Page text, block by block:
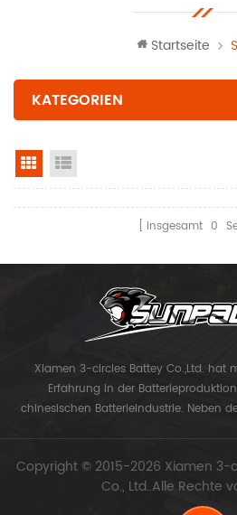
Startseite
KATEGORIEN
Rasteransicht
insgesamt 0
Xiamen 3-circles Battey Co.,Ltd. hat
Erfahrung in der
chinesischen Batterieindustrie. Neben
Lithiumbatterien der UAV-Serie.
Technology Co., Ltd. bekam ihr
Copyright © 2015-2026 Xiamen 3-
Co., Ltd..Alle Rechte